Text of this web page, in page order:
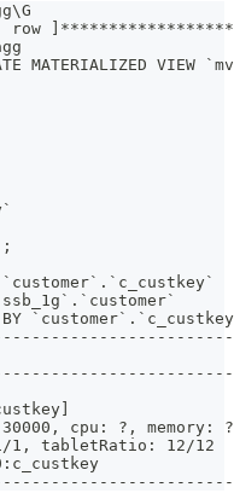
MATERIALIZED VIEW
`customer`.`c_custkey`
[1:c_custkey]
cpu: ?, memory:
1, tabletRatio:
10:c_custkey